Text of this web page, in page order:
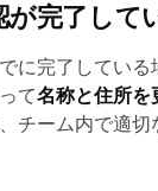
が完了して
に完了してい
て名称と住所を
チーム内で適